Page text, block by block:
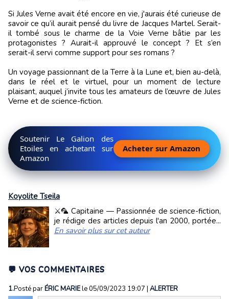
Si Jules Verne avait été encore en vie, j'aurais été curieuse de
savoir ce qu’il aurait pensé du livre de Jacques Martel. Serait-
il tombé sous le charme de la Voie Verne bâtie par les
protagonistes ? Aurait-il approuvé le concept ? Et s’en
serait-il servi comme support pour ses romans ?
Un voyage passionnant de la Terre à la Lune et, bien au-delà,
dans le réel et le virtuel, pour un moment de lecture
plaisant, auquel j’invite tous les amateurs de l’œuvre de Jules
Verne et de science-fiction.
Soutenir Le Galion des
Etoiles en achetant sur
Amazon
Acheter sur Amazon
Koyolite Tseila
⚔️🦜 Capitaine — Passionnée de science-fiction,
je rédige des articles depuis l'an 2000, portée...
En savoir plus sur cet auteur
💬 VOS COMMENTAIRES
1.Posté parÉRIC MARIEle 05/09/2023 19:07 | ALERTER